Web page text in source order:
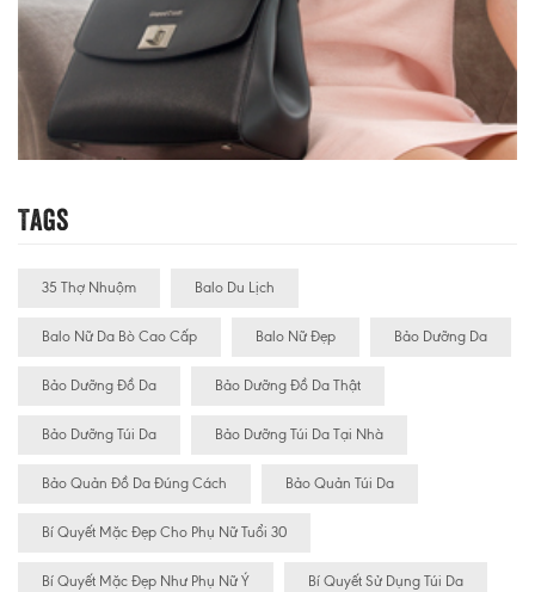
Tags
35 Thợ Nhuộm Balo Du Lịch
Balo Nữ Da Bò Cao Cấp Balo Nữ Đẹp Bảo Dưỡng Da
Bảo Dưỡng Đồ Da Bảo Dưỡng Đồ Da Thật
Bảo Dưỡng Túi Da Bảo Dưỡng Túi Da Tại Nhà
Bảo Quản Đồ Da Đúng Cách Bảo Quản Túi Da
Bí Quyết Mặc Đẹp Cho Phụ Nữ Tuổi 30
Bí Quyết Mặc Đẹp Như Phụ Nữ Ý Bí Quyết Sử Dụng Túi Da